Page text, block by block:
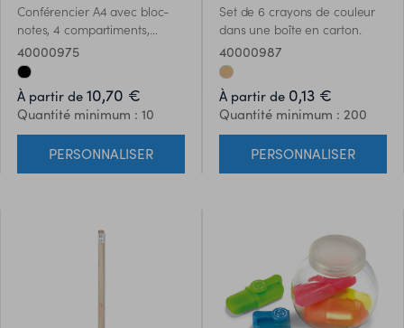
Conférencier A4 avec bloc-
notes, 4 compartiments,
porte-cartes et fermeture
éclair.
40000975
À partir de 10,70 €
Quantité minimum : 10
PERSONNALISER
Set de 6 crayons de couleur
dans une boîte en carton.
40000987
À partir de 0,13 €
Quantité minimum : 200
PERSONNALISER